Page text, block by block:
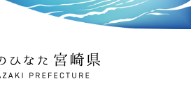
なた 宮崎県
PREFECTURE